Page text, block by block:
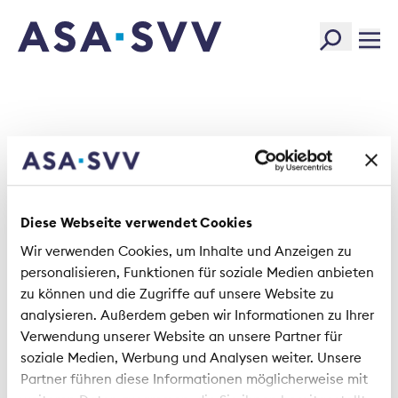
Diese Webseite verwendet Cookies
Wir verwenden Cookies, um Inhalte und Anzeigen zu
personalisieren, Funktionen für soziale Medien anbieten
zu können und die Zugriffe auf unsere Website zu
analysieren. Außerdem geben wir Informationen zu Ihrer
Verwendung unserer Website an unsere Partner für
soziale Medien, Werbung und Analysen weiter. Unsere
Partner führen diese Informationen möglicherweise mit
SVV Logo
Anfahrtsplan Schloss Au
Wegbeschreibung_Schloss-Au.pdf
Size:
542.69 KB
Type:
PDF
Created:
2025-04-08
Changed:
2025-04-08